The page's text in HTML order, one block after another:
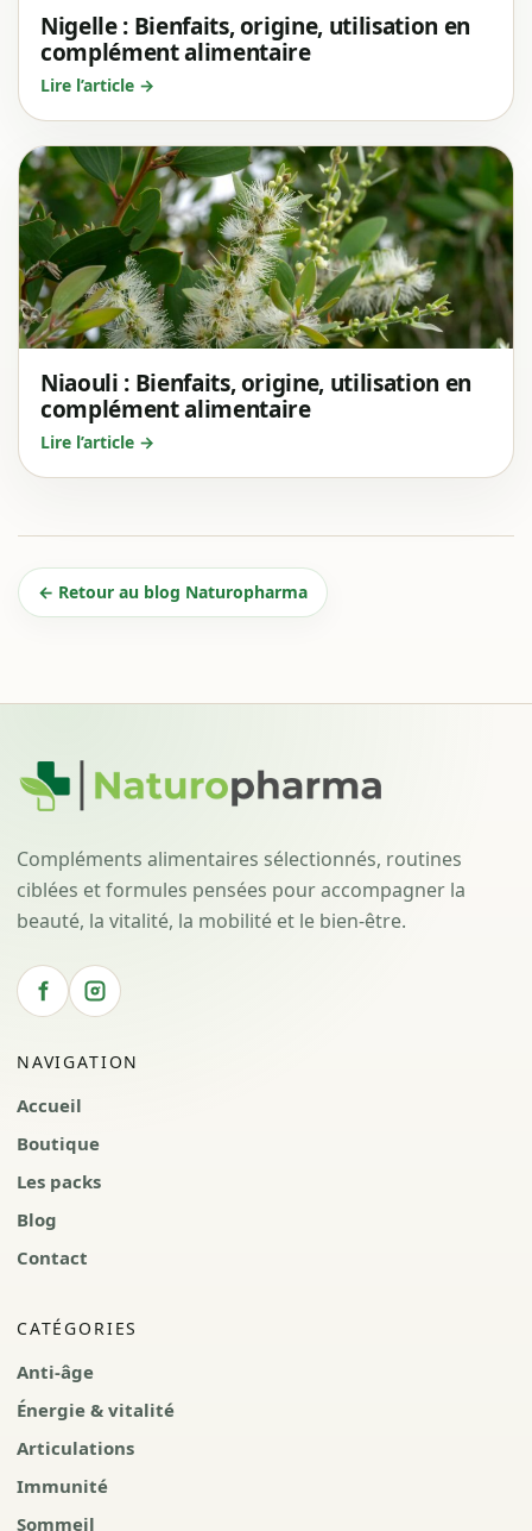
Nigelle : Bienfaits, origine, utilisation en
complément alimentaire
Lire l’article →
Niaouli : Bienfaits, origine, utilisation en
complément alimentaire
Lire l’article →
← Retour au blog Naturopharma
Compléments alimentaires sélectionnés, routines
ciblées et formules pensées pour accompagner la
beauté, la vitalité, la mobilité et le bien-être.
NAVIGATION
Accueil
Boutique
Les packs
Blog
Contact
CATÉGORIES
Anti-âge
Énergie & vitalité
Articulations
Immunité
Sommeil